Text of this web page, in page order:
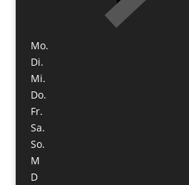
Mo.
Di.
Mi.
Do.
Fr.
Sa.
So.
M
D